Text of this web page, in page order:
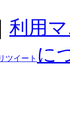
利用
に